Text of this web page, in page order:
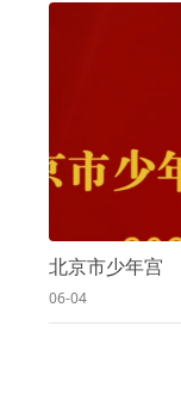
北京市少年宫
06-04